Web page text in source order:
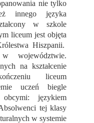
nie tylko
innego języka
w szkole
liceum jest objęta
Hiszpanii.
województwie.
na kształcenie
liceum
uczeń biegle
językiem
tej klasy
w systemie